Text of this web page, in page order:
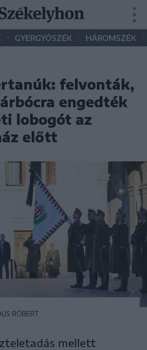
• GYERGYÓSZÉK • HÁROMSZÉK •
felvonták,
engedték
lobogót az
előtt
RÓBERT
mellett